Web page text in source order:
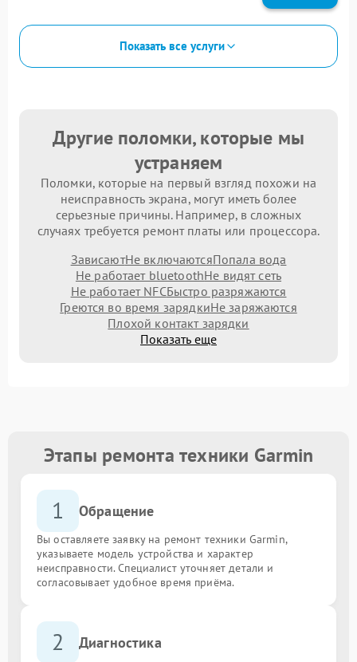
Показать все услуги
Другие поломки, которые мы
устраняем
Поломки, которые на первый взгляд похожи на
неисправность экрана, могут иметь более
серьезные причины. Например, в сложных
случаях требуется ремонт платы или процессора.
ЗависаютНе включаютсяПопала вода
Не работает bluetoothНе видят сеть
Не работает NFCБыстро разряжаются
Греются во время зарядкиНе заряжаются
Плохой контакт зарядки
Показать еще
Этапы ремонта техники Garmin
1 Обращение
Вы оставляете заявку на ремонт техники Garmin,
указываете модель устройства и характер
неисправности. Специалист уточняет детали и
согласовывает удобное время приёма.
2 Диагностика